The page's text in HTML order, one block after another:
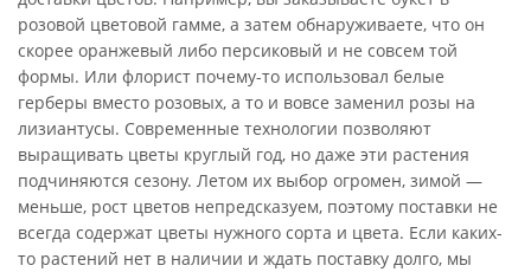
розовой цветовой гамме, а затем обнаруживаете, что он
скорее оранжевый либо персиковый и не совсем той
формы. Или флорист почему-то использовал белые
герберы вместо розовых, а то и вовсе заменил розы на
лизиантусы. Современные технологии позволяют
выращивать цветы круглый год, но даже эти растения
подчиняются сезону. Летом их выбор огромен, зимой —
меньше, рост цветов непредсказуем, поэтому поставки не
всегда содержат цветы нужного сорта и цвета. Если каких-
то растений нет в наличии и ждать поставку долго, мы